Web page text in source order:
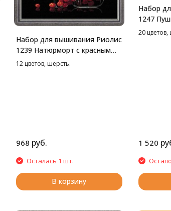
Набор для вышивания Риолис
1239 Натюрморт с красным
вином, 30*30 см
12 цветов, шерсть.
968 руб.
Осталась 1 шт.
В корзину
Набор
1247
см
20 цветов,
1 520